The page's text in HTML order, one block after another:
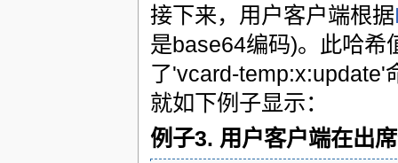
接下来，用户客户端根据
是base64编码)。此哈希
了'vcard-temp:x:update'
就如下例子显示：
例子3. 用户客户端在出